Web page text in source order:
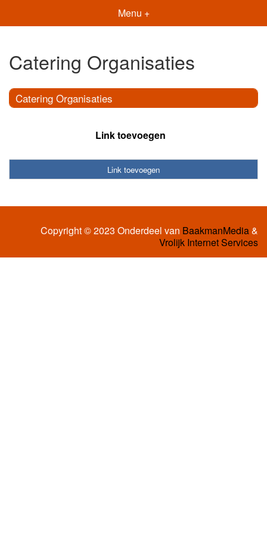
Menu +
Catering Organisaties
Catering Organisaties
Link toevoegen
Link toevoegen
Copyright © 2023 Onderdeel van BaakmanMedia&
Vrolijk Internet Services